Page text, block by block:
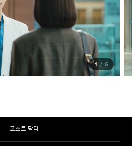
1 6
고스트 닥터